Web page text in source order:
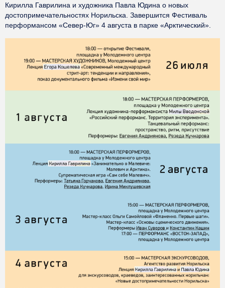
Кирилла Гаврилина и художника Павла Юдина о новых
достопримечательностях Норильска. Завершится Фестиваль
перформансом «Север-Юг» 4 августа в парке «Арктический».